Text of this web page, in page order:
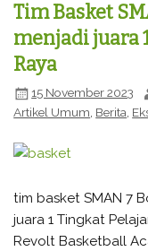
Tim Basket
menjadi juara
Raya
15 November 2023
Artikel Umum Berita
tim basket SMAN 7
juara 1 Tingkat
Revolt Basketball